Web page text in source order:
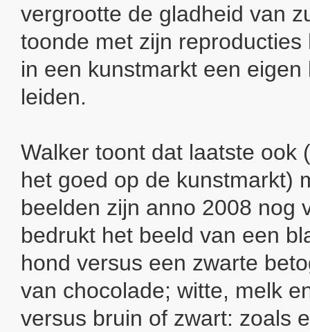
vergrootte de gladheid van
toonde met zijn reproducties
in een kunstmarkt een eigen
leiden.
Walker toont dat laatste ook
het goed op de kunstmarkt)
beelden zijn anno 2008 nog
bedrukt het beeld van een
hond versus een zwarte
van chocolade; witte, melk
versus bruin of zwart: zoals